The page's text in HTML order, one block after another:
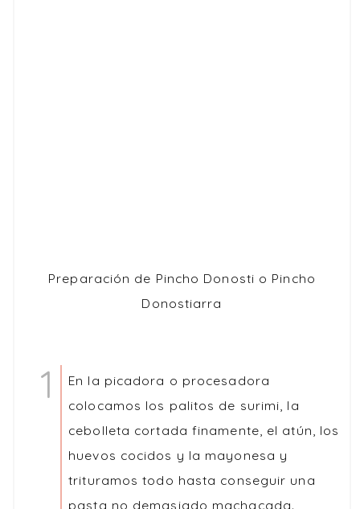
Preparación de Pincho Donosti o Pincho
Donostiarra
En la picadora o procesadora
colocamos los palitos de surimi, la
cebolleta cortada finamente, el atún, los
huevos cocidos y la mayonesa y
trituramos todo hasta conseguir una
pasta no demasiado machacada.